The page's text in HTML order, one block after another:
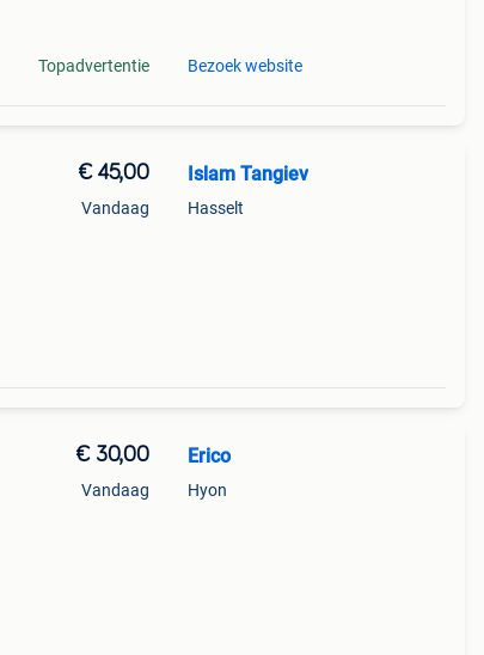
Topadvertentie Bezoek website
€ 45,00
Vandaag
Islam Tangiev
Hasselt
€ 30,00
Vandaag
Erico
Hyon